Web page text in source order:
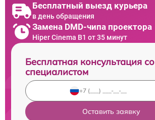
Бесплатный выезд курьера
в день обращения
Замена DMD-чипа проектора
Hiper Cinema B1 от 35 минут
Бесплатная консультация со
специалистом
Оставить заявку